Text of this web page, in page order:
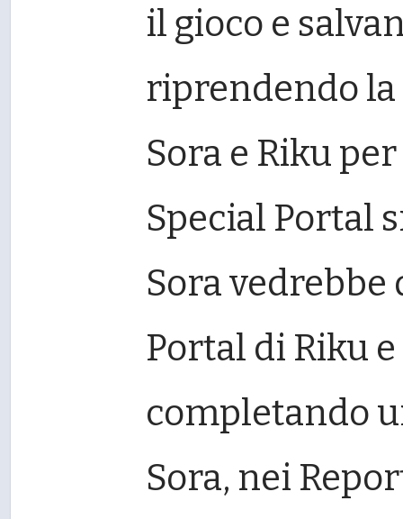
il gioco e
riprendendo
Sora e Riku
Special Portal
Sora
Portal di Riku
completando
Sora, nei